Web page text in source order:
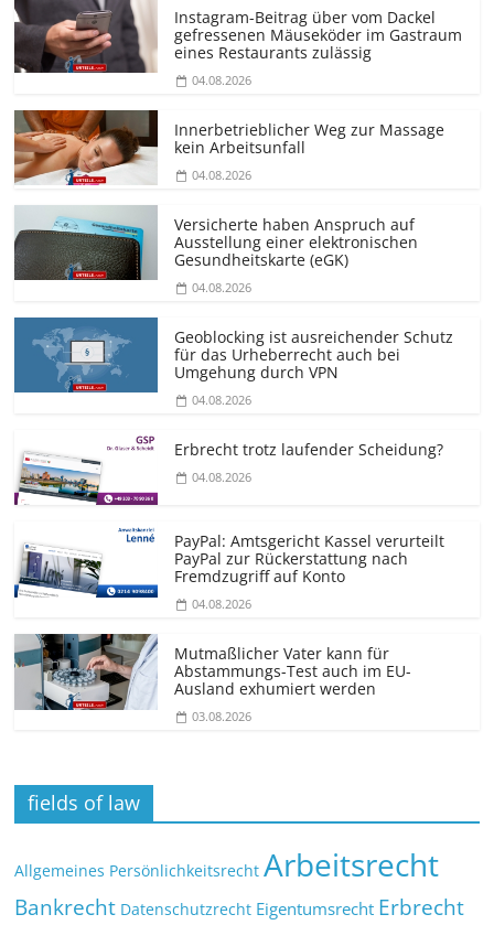
Instagram-Beitrag über vom Dackel
gefressenen Mäuseköder im Gastraum
eines Restaurants zulässig
04.08.2026
Innerbetrieblicher Weg zur Massage
kein Arbeitsunfall
04.08.2026
Versicherte haben Anspruch auf
Ausstellung einer elektronischen
Gesundheitskarte (eGK)
04.08.2026
Geoblocking ist ausreichender Schutz
für das Urheberrecht auch bei
Umgehung durch VPN
04.08.2026
Erbrecht trotz laufender Scheidung?
04.08.2026
PayPal: Amtsgericht Kassel verurteilt
PayPal zur Rückerstattung nach
Fremdzugriff auf Konto
04.08.2026
Mutmaßlicher Vater kann für
Abstammungs-Test auch im EU-
Ausland exhumiert werden
03.08.2026
fields of law
Allgemeines Persönlichkeitsrecht Arbeitsrecht
Bankrecht Datenschutzrecht Eigentumsrecht Erbrecht